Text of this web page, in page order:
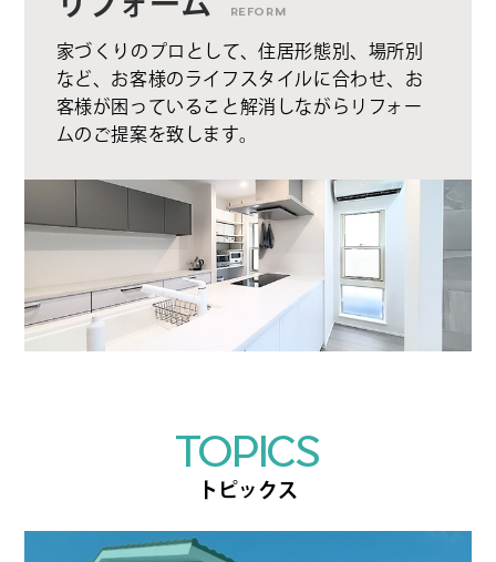
REFORM
家づくりのプロとして、住居形態別、場所別
など、お客様のライフスタイルに合わせ、お
客様が困っていること解消しながらリフォー
ムのご提案を致します。
TOPICS
トピックス